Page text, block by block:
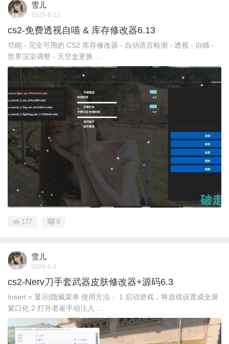
雪儿
2026-6-13
cs2-免费透视自喵 & 库存修改器6.13
功能 - 完全可用的 CS2 库存修改器 - 自动语言检测 - 透视 - 自瞄 -
世界渲染调整 - 天空盒更换 ...
177 9
雪儿
2026-6-3
cs2-Nerv刀手套武器皮肤修改器+源码6.3
Insert = 显示|隐藏菜单 使用方法： 1.启动游戏，将游戏设置成全屏
窗口化 2.打开老崔手动注入 ...